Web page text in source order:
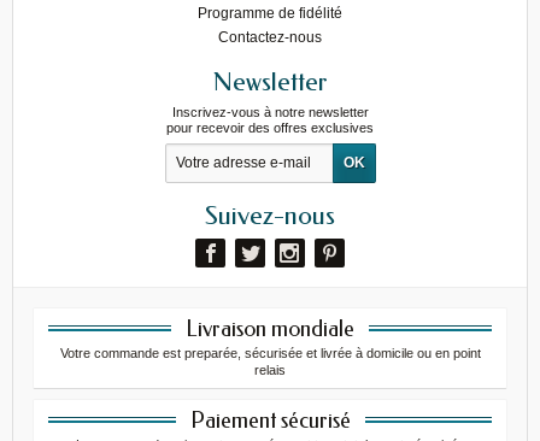
Programme de fidélité
Contactez-nous
Newsletter
Inscrivez-vous à notre newsletter
pour recevoir des offres exclusives
Suivez-nous
Livraison mondiale
Votre commande est preparée, sécurisée et livrée à domicile ou en point
relais
Paiement sécurisé